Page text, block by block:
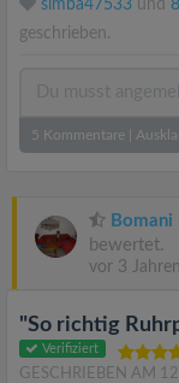
simba47533 und
geschrieben.
5 Kommentare
Bomani
bewertet.
vor 3 Jahren
"So richtig
Verifiziert
GESCHRIEBEN AM